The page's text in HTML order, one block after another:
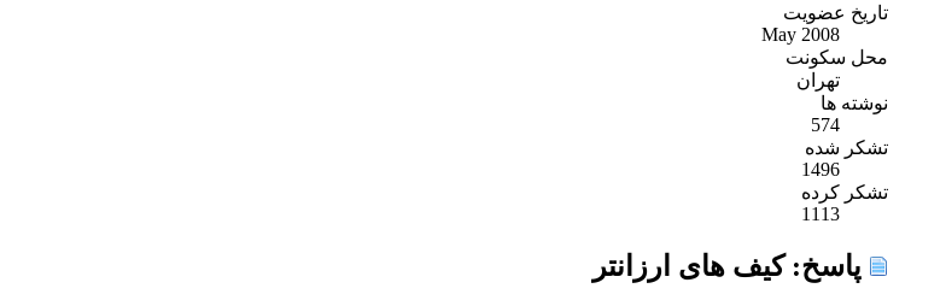
تاریخ عضویت
May 2008
محل سکونت
تهران
نوشته ها
574
تشکر شده
1496
تشکر کرده
1113
پاسخ: کیف های ارزانتر